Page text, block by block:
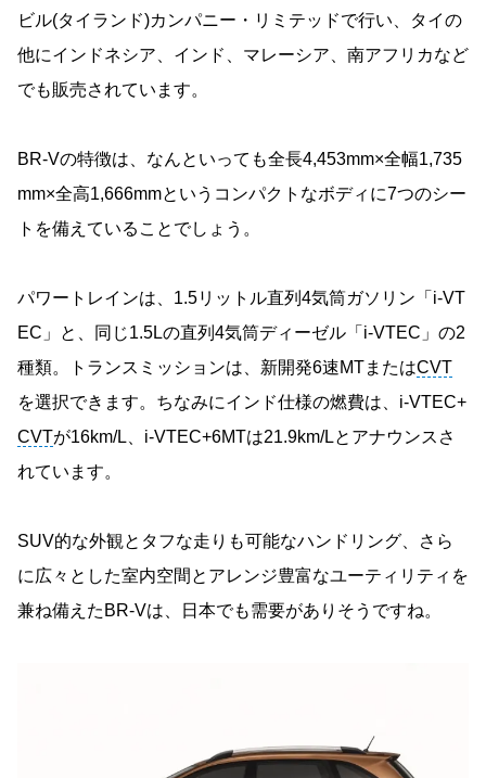
ビル(タイランド)カンパニー・リミテッドで行い、タイの
他にインドネシア、インド、マレーシア、南アフリカなど
でも販売されています。
BR-Vの特徴は、なんといっても全長4,453mm×全幅1,735
mm×全高1,666mmというコンパクトなボディに7つのシー
トを備えていることでしょう。
パワートレインは、1.5リットル直列4気筒ガソリン「i-VT
EC」と、同じ1.5Lの直列4気筒ディーゼル「i-VTEC」の2
種類。トランスミッションは、新開発6速MTまたはCVT
を選択できます。ちなみにインド仕様の燃費は、i-VTEC+
CVTが16km/L、i-VTEC+6MTは21.9km/Lとアナウンスさ
れています。
SUV的な外観とタフな走りも可能なハンドリング、さら
に広々とした室内空間とアレンジ豊富なユーティリティを
兼ね備えたBR-Vは、日本でも需要がありそうですね。